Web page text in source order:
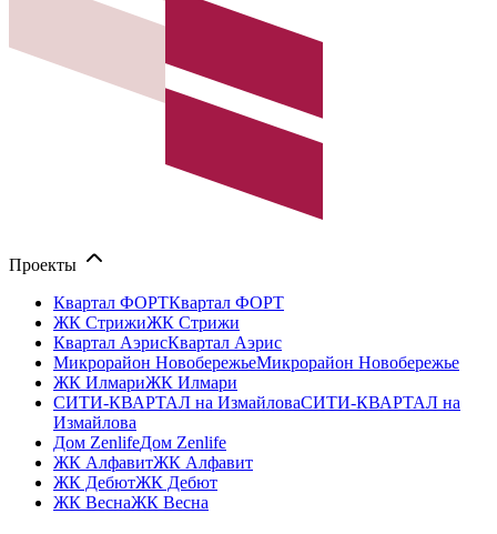
Проекты
Квартал ФОРТКвартал ФОРТ
ЖК СтрижиЖК Стрижи
Квартал АэрисКвартал Аэрис
Микрорайон НовобережьеМикрорайон Новобережье
ЖК ИлмариЖК Илмари
СИТИ-КВАРТАЛ на ИзмайловаСИТИ-КВАРТАЛ на
Измайлова
Дом ZenlifeДом Zenlife
ЖК АлфавитЖК Алфавит
ЖК ДебютЖК Дебют
ЖК ВеснаЖК Весна